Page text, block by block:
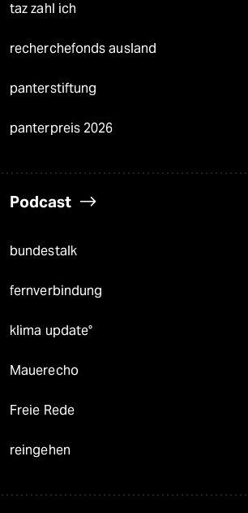
taz zahl ich
recherchefonds ausland
panterstiftung
panterpreis 2026
Podcast
bundestalk
fernverbindung
klima update°
Mauerecho
Freie Rede
reingehen